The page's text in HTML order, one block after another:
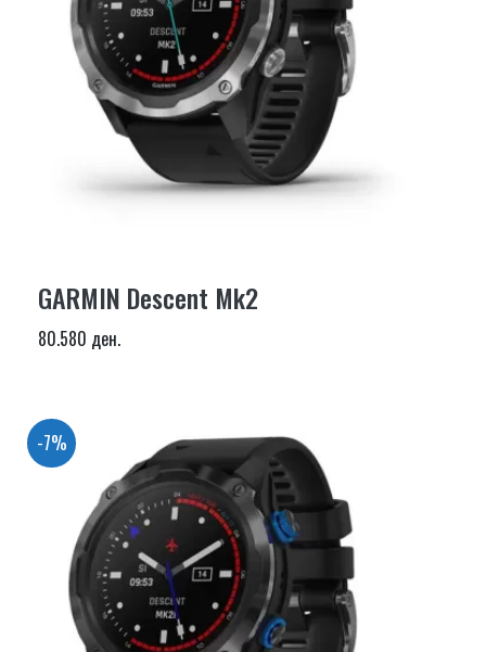
GARMIN Descent Mk2
80.580 ден.
-7%